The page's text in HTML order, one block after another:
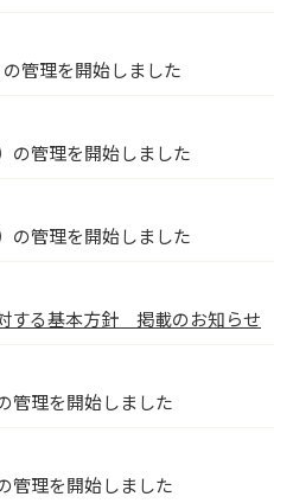
管理を開始しました
の管理を開始しました
の管理を開始しました
する基本方針 掲載のお知らせ
管理を開始しました
管理を開始しました